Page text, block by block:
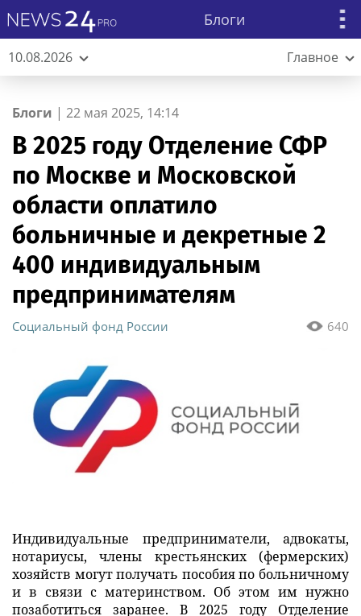
Блоги
10.08.2026 Главное
Блоги | 22 мая 2025, 14:14
В 2025 году Отделение СФР
по Москве и Московской
области оплатило
больничные и декретные 2
400 индивидуальным
предпринимателям
640
Социальный фонд России
Индивидуальные предприниматели, адвокаты,
нотариусы, члены крестьянских (фермерских)
хозяйств могут получать пособия по больничному
и в связи с материнством. Об этом им нужно
позаботиться заранее. В 2025 году Отделение